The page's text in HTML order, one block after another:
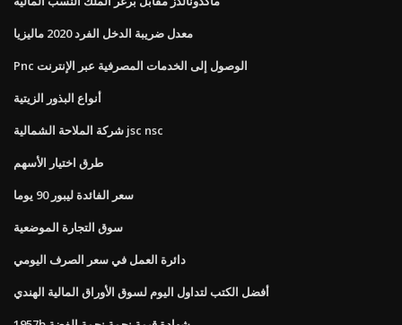
معدل ضريبة الدخل الفرد 2020 ماليزيا
Pnc الوصول إلى الخدمات المصرفية عبر الإنترنت
أنواع البذور الزيتية
شركة الملاحة الشمالية jsc nsc
طرق اختيار الأسهم
سعر الفائدة ليبور 90 يوما
سوق التجارة الموضعية
دائرة العمل في سعر الصرف اليومي
أفضل الكتب لتداول اليوم لسوق الأوراق المالية الهندي